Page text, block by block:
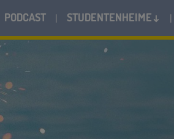
PODCAST STUDENTENHEIME↓